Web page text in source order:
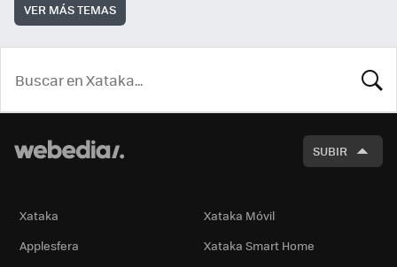
VER MÁS TEMAS
SUBIR
Xataka
Xataka Móvil
Applesfera
Xataka Smart Home